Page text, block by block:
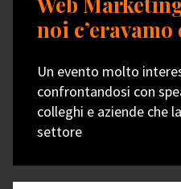
noi c’eravamo
Un evento molto
confrontandosi con
colleghi e aziende che
settore